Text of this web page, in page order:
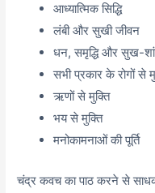
आध्यात्मिक सिद्धि
लंबी और सुखी जीवन
धन, समृद्धि और सुख-
सभी प्रकार के रोगों से
ऋणों से मुक्ति
भय से मुक्ति
मनोकामनाओं की पूर्ति
चंद्र कवच का पाठ करने से